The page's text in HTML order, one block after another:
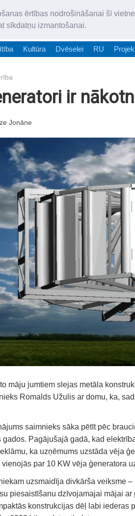
ērtības nodrošināšanai šī
sīkdatņu izmantošanai.
Kultūra Dvēselei RU
ir
Jonāne
māju jumtiem slejas metāla
Romalds Užulis ar domu, ka,
saimnieks sāka pētīt pēc
Pagājušajā gadā, kad
ka uzņēmums uzstāda vēja
par 10 KW vēja ģeneratora
uzsmaidīja divkārša veiksme
piesaistīšanu dzīvojamajai mājai
konstrukcijas dēļ labi iederas